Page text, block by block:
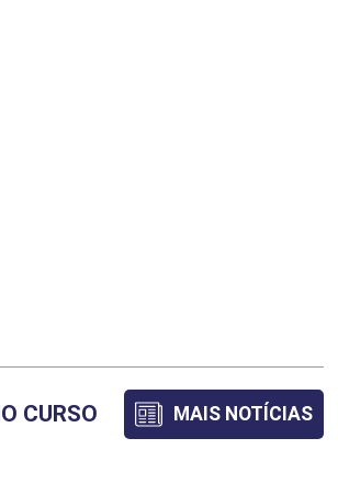
72
CURSO MAIS NOTÍCIAS